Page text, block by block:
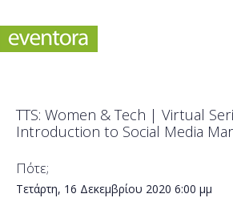
TTS: Women & Tech | Virtual
Introduction to Social Media
Πότε;
Τετάρτη, 16 Δεκεμβρίου 2020 6:00 μμ